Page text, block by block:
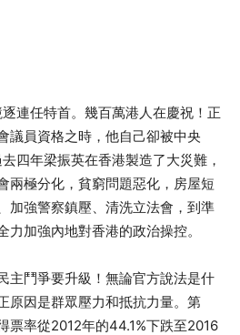
連任特首。 幾百萬港人在慶祝！正
議員資格之時，他自己卻被中央
四年梁振英在香港製造了大災難，
兩極分化，貧窮問題惡化，房屋短
加強警察鎮壓、清洗立法會，到準
加強內地對香港的政治操控。
主鬥爭要升級！無論官方說法是什
原因是群眾壓力和抵抗力量。第
票率從2012年的44.1%下跌至2016